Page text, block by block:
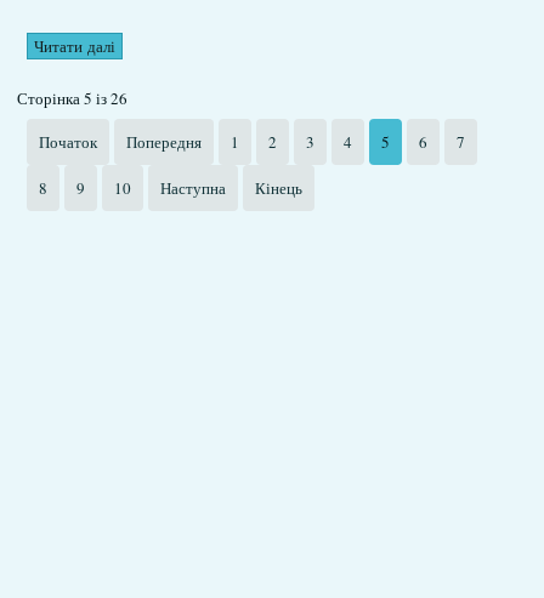
Читати далі
Сторінка 5 із 26
Початок
Попередня 1 2 3 4 5 6 7
8 9 10 Наступна Кінець